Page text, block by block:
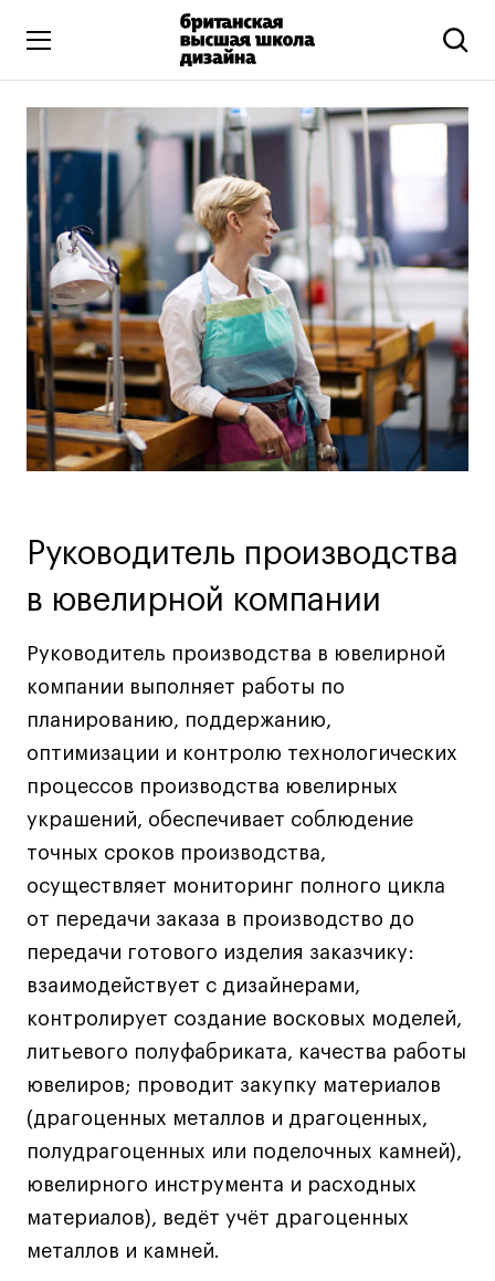
Высшее образование
Искусство и дизайн
Подготовительные курсы
Бизнес и маркетинг
Все программы
Дополнительное образование
Коммуникационный и цифровой дизайн
Иллюстрация
Современное искусство
Сценография
Фотография и видео
Промышленный и предметный дизайн
Дизайн и декорирование интерьера
Бизнес и маркетинг
Подготовительные курсы и творческое
ИЗО и Керамика
Онлайн-программы
Дизайн интерьера
Дизайн одежды
Стайлинг
Современная живопись
UX/UI-дизайн
Маркетинг
Все программы
Руководитель производства
в ювелирной компании
Руководитель производства в ювелирной
компании выполняет работы по
планированию, поддержанию,
оптимизации и контролю технологических
процессов производства ювелирных
украшений, обеспечивает соблюдение
точных сроков производства,
осуществляет мониторинг полного цикла
от передачи заказа в производство до
передачи готового изделия заказчику:
взаимодействует с дизайнерами,
контролирует создание восковых моделей,
литьевого полуфабриката, качества работы
ювелиров; проводит закупку материалов
(драгоценных металлов и драгоценных,
полудрагоценных или поделочных камней),
ювелирного инструмента и расходных
материалов), ведёт учёт драгоценных
металлов и камней.